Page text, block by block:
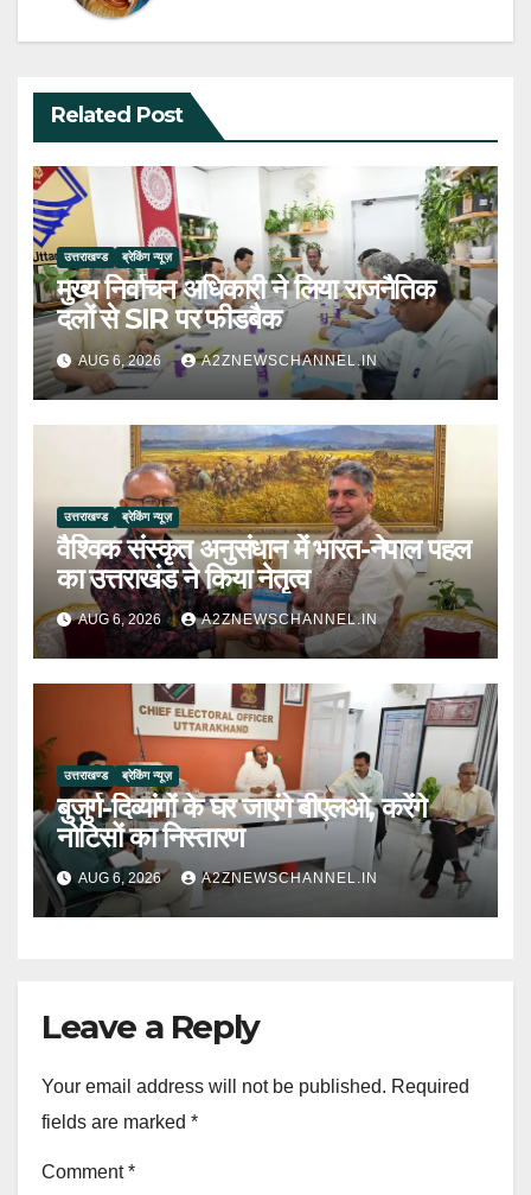
Related Post
उत्तराखण्ड ब्रेकिंग न्यूज़
मुख्य निर्वाचन अधिकारी ने लिया राजनैतिक
दलों से SIR पर फीडबैक
AUG 6, 2026 A2ZNEWSCHANNEL.IN
उत्तराखण्ड ब्रेकिंग न्यूज़
वैश्विक संस्कृत अनुसंधान में भारत-नेपाल पहल
का उत्तराखंड ने किया नेतृत्व
AUG 6, 2026 A2ZNEWSCHANNEL.IN
उत्तराखण्ड ब्रेकिंग न्यूज़
बुजुर्ग-दिव्यांगों के घर जाएंगे बीएलओ, करेंगे
नोटिसों का निस्तारण
AUG 6, 2026 A2ZNEWSCHANNEL.IN
Leave a Reply
Your email address will not be published. Required
fields are marked *
Comment*